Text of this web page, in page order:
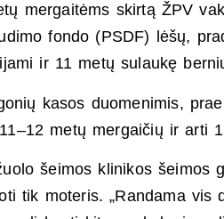
mergaitėms skirtą ŽPV
fondo (PSDF) lėšų,
ir 11 metų sulaukę
kasos duomenimis,
metų mergaičių ir arti
šeimos klinikos šeimos
tik moteris. „Randama